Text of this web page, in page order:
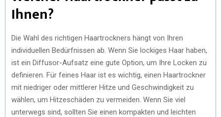
Ihnen?
Die Wahl des richtigen Haartrockners hängt von Ihren
individuellen Bedürfnissen ab. Wenn Sie lockiges Haar haben,
ist ein Diffusor-Aufsatz eine gute Option, um Ihre Locken zu
definieren. Für feines Haar ist es wichtig, einen Haartrockner
mit niedriger oder mittlerer Hitze und Geschwindigkeit zu
wählen, um Hitzeschäden zu vermeiden. Wenn Sie viel
unterwegs sind, sollten Sie einen kompakten und leichten